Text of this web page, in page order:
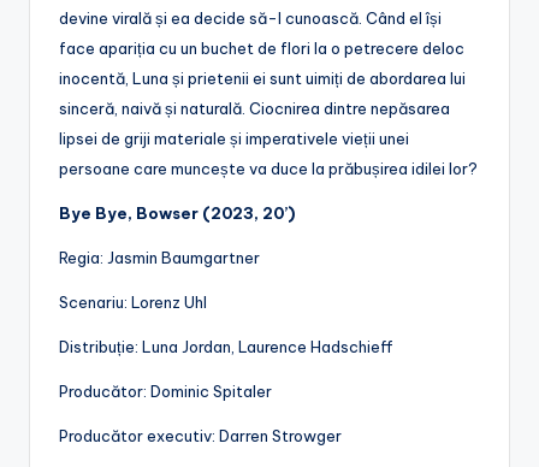
devine virală și ea decide să-l cunoască. Când el își
face apariția cu un buchet de flori la o petrecere deloc
inocentă, Luna și prietenii ei sunt uimiți de abordarea lui
sinceră, naivă și naturală. Ciocnirea dintre nepăsarea
lipsei de griji materiale și imperativele vieții unei
persoane care muncește va duce la prăbușirea idilei lor?
Bye Bye, Bowser (2023, 20’)
Regia: Jasmin Baumgartner
Scenariu: Lorenz Uhl
Distribuție: Luna Jordan, Laurence Hadschieff
Producător: Dominic Spitaler
Producător executiv: Darren Strowger